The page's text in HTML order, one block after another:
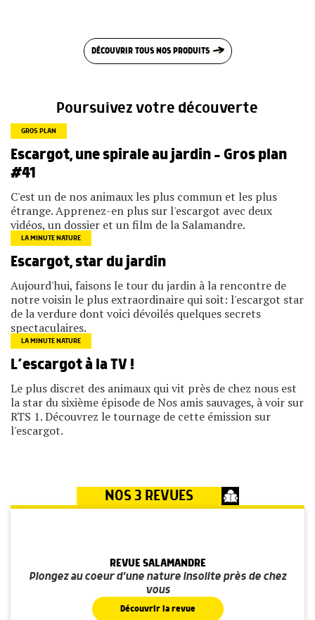
DÉCOUVRIR TOUS NOS PRODUITS
Poursuivez votre découverte
GROS PLAN
Escargot, une spirale au jardin – Gros plan
#41
C'est un de nos animaux les plus commun et les plus
étrange. Apprenez-en plus sur l'escargot avec deux
vidéos, un dossier et un film de la Salamandre.
LA MINUTE NATURE
Escargot, star du jardin
Aujourd'hui, faisons le tour du jardin à la rencontre de
notre voisin le plus extraordinaire qui soit: l'escargot star
de la verdure dont voici dévoilés quelques secrets
spectaculaires.
LA MINUTE NATURE
L’escargot à la TV !
Le plus discret des animaux qui vit près de chez nous est
la star du sixième épisode de Nos amis sauvages, à voir sur
RTS 1. Découvrez le tournage de cette émission sur
l'escargot.
NOS 3 REVUES
REVUE SALAMANDRE
Plongez au coeur d'une nature insolite près de chez
vous
Découvrir la revue